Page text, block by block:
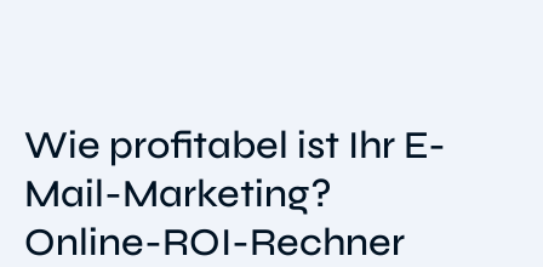
Wie profitabel ist Ihr E-
Mail-Marketing?
Online-ROI-Rechner